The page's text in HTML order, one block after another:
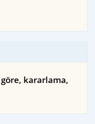
kararlama,